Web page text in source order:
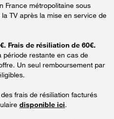
France métropolitaine sous
TV après la mise en service de
Frais de résiliation de 60€.
période restante en cas de
Un seul remboursement par
des frais de résiliation facturés
disponible ici.